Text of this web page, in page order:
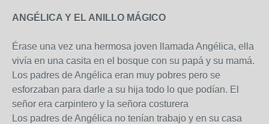
ANGÉLICA Y EL ANILLO MÁGICO
Érase una vez una hermosa joven llamada Angélica, ella
vivía en una casita en el bosque con su papá y su mamá.
Los padres de Angélica eran muy pobres pero se
esforzaban para darle a su hija todo lo que podían. El
señor era carpintero y la señora costurera
Los padres de Angélica no tenían trabajo y en su casa